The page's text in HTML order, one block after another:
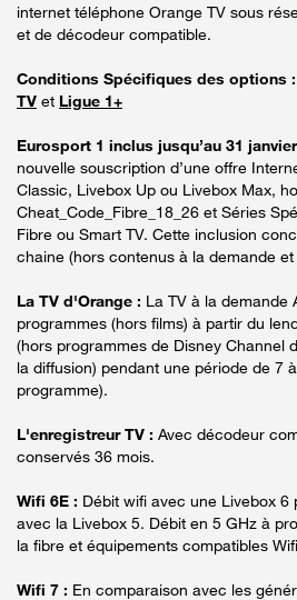
internet téléphone Orange TV sous
et de décodeur compatible.
Conditions Spécifiques des options :
TV et Ligue 1+
Eurosport 1 inclus jusqu’au 31
nouvelle souscription d’une offre
Classic, Livebox Up ou Livebox Max,
Cheat_Code_Fibre_18_26 et Séries
Fibre ou Smart TV. Cette inclusion
chaine (hors contenus à la demande et
La TV d'Orange : La TV à la demande
programmes (hors films) à partir du
(hors programmes de Disney Channel
la diffusion) pendant une période de 7
programme).
L'enregistreur TV : Avec décodeur
conservés 36 mois.
Wifi 6E : Débit wifi avec une Livebox
avec la Livebox 5. Débit en 5 GHz à
la fibre et équipements compatibles
Wifi 7 : En comparaison avec les